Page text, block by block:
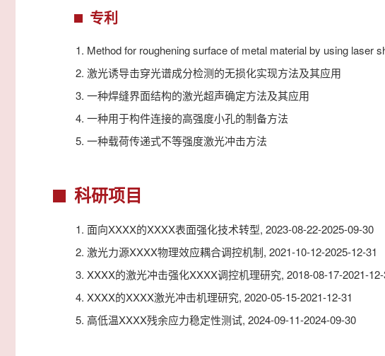
专利
1. Method for roughening surface of metal material by using laser
2. 激光诱导击穿光谱成分检测的无损化实现方法及其应用
3. 一种焊缝界面结构的激光超声确定方法及其应用
4. 一种用于构件连接的高强度小孔的制备方法
5. 一种载荷传递式不等强度激光冲击方法
科研项目
1. 面向XXXX的XXXX表面强化技术转型, 2023-08-22-2025-09-30
2. 激光力源XXXX物理效应耦合调控机制, 2021-10-12-2025-12-31
3. XXXX的激光冲击强化XXXX调控机理研究, 2018-08-17-2021-12-
4. XXXX的XXXX激光冲击机理研究, 2020-05-15-2021-12-31
5. 高低温XXXX残余应力稳定性测试, 2024-09-11-2024-09-30